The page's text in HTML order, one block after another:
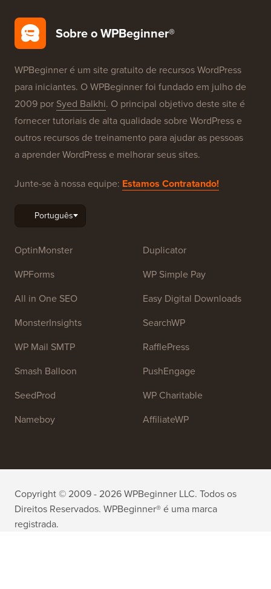
Sobre o WPBeginner®
WPBeginner é um site gratuito de recursos WordPress
para iniciantes. O WPBeginner foi fundado em julho de
2009 por Syed Balkhi. O principal objetivo deste site é
fornecer tutoriais de alta qualidade sobre WordPress e
outros recursos de treinamento para ajudar as pessoas
a aprender WordPress e melhorar seus sites.
Junte-se à nossa equipe: Estamos Contratando!
OptinMonster
WPForms
All in One SEO
MonsterInsights
WP Mail SMTP
Smash Balloon
SeedProd
Nameboy
Duplicator
WP Simple Pay
Easy Digital Downloads
SearchWP
RafflePress
PushEngage
WP Charitable
AffiliateWP
Copyright © 2009 - 2026 WPBeginner LLC. Todos os
Direitos Reservados. WPBeginner® é uma marca
registrada.